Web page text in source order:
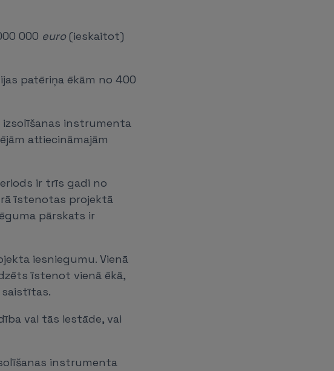
000 euro(ieskaitot)
patēriņa ēkām no 400
izsolīšanas instrumenta
attiecināmajām
ir trīs gadi no
īstenotas projektā
pārskats ir
iesniegumu. Vienā
īstenot vienā ēkā,
vai tās iestāde, vai
instrumenta